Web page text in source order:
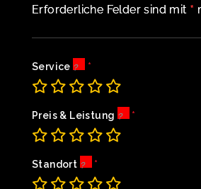
Erforderliche Felder sind mit *
Service
Preis & Leistung
Standort